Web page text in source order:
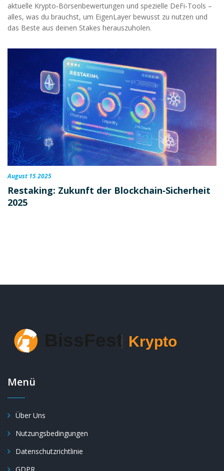
aktuelle Krypto‑Börsenbewertungen und spezielle DeFi‑Tools –
alles, was du brauchst, um EigenLayer bewusst zu nutzen und
das Beste aus deinen Stakes herauszuholen.
August 15 2025
Restaking: Zukunft der Blockchain‑Sicherheit
2025
Menü
Über Uns
Nutzungsbedingungen
Datenschutzrichtlinie